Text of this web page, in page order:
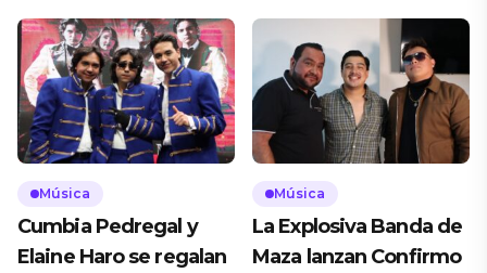
Segura – fotos cortesía La
agrupación originaria de
Guadalajara presentó el
sencillo O Me Voy o Te Vas,
una nueva versión del
clásico de Marco Antonio
Solís, como adelanto de su
próximo EP De Corazón a
Corazón, que llegará el
nuevo lanzamiento Contigo
lo Supe, una producción
realizada en Adoro Bar,
ubicado en el Barrio
Antiguo de Monterrey,
Nuevo León, bajo la
dirección de la productora
Quetono. La historia refleja
amigos y las
conversaciones que surgen
Música
Cumbia Pedregal y
Elaine Haro se regalan
Música
La Explosiva Banda de
Maza lanzan Confirmo